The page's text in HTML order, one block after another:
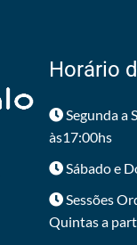
Horário
Segunda a
às17:00hs
Sábado e
Sessões
Quintas a